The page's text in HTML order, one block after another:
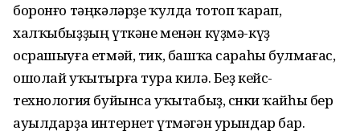
боронғо тәңкәләрҙе ҡулда тотоп ҡарап,
халҡыбыҙҙың үткәне менән күҙмә-күҙ
осрашыуға етмәй, тик, башҡа сараһы булмағас,
ошолай уҡытырға тура килә. Беҙ кейс-
технология буйынса уҡытабыҙ, сөнки ҡайһы бер
ауылдарҙа интернет үтмәгән урындар бар.